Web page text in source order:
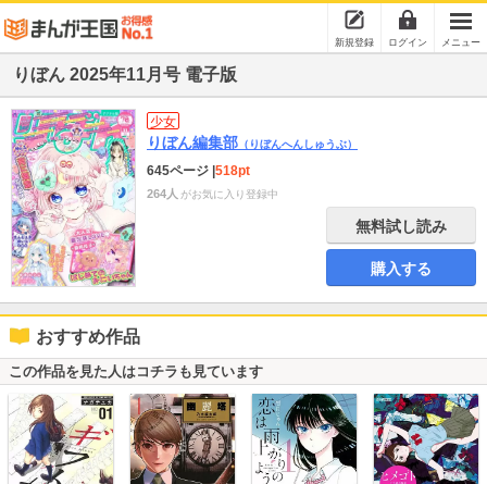
新規登録 ログイン メニュー
りぼん 2025年11月号 電子版
少女
りぼん編集部 （りぼんへんしゅうぶ）
645ページ 518pt
264人 がお気に入り登録中
無料試し読み
購入する
おすすめ作品
この作品を見た人はコチラも見ています